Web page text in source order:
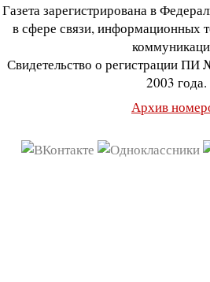
Газета зарегистрирована в
в сфере связи, информационных
Свидетельство о регистрации
2003 года.
Архив